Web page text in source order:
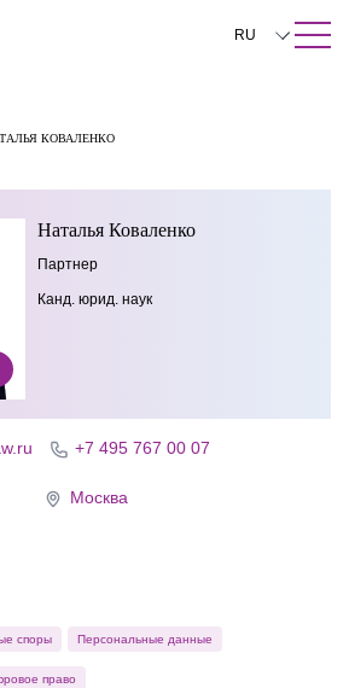
Закрыть
RU
日本語
КОВАЛЕНКО
Наталья Коваленко
Партнер
Канд. юрид. наук
+7 495 767 00 07
Москва
споры Персональные данные
право